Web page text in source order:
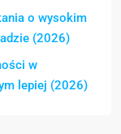
o wysokim
(2026)
w
lepiej (2026)